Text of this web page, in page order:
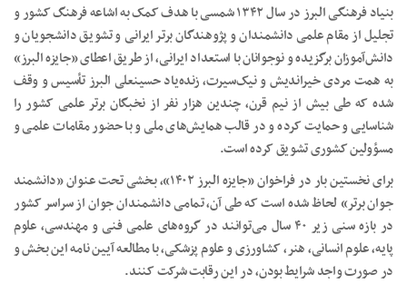
بنیاد فرهنگی البرز در سال ۱۳۴۲ شمسی با هدف کمک به اشاعه فرهنگ کشور و
تجلیل از مقام علمی دانشمندان و پژوهندگان برتر ایرانی و تشویق دانشجویان و
دانش‌آموزان برگزیده و نوجوانان با استعداد ایرانی، از طریق اعطای «جایزه البرز»
به همت مردی خیراندیش و نیک‌سیرت، زنده‌یاد حسینعلی البرز تأسیس و وقف
شده که طی بیش از نیم قرن، چندین هزار نفر از نخبگان برتر علمی کشور را
شناسایی و حمایت کرده و در قالب همایش‌های ملی و با حضور مقامات علمی و
مسؤولین کشوری تشویق کرده است.
برای نخستین بار در فراخوان «جایزه البرز ۱۴۰۲»، بخشی تحت عنوان «دانشمند
جوان برتر» لحاظ شده است که طی آن، تمامی دانشمندان جوان از سراسر کشور
در بازه سنی زیر ۴۰ سال می‌توانند در گروه‌های علمی فنی و مهندسی، علوم
پایه، علوم انسانی، هنر، کشاورزی و علوم پزشکی، با مطالعه آیین نامه این بخش و
در صورت واجد شرایط بودن، در این رقابت شرکت کنند.